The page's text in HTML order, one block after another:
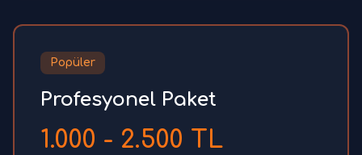
Popüler
Profesyonel Paket
1.000 - 2.500 TL